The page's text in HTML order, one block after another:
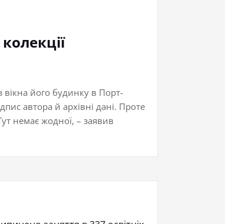
вікна його будинку в Порт-
автора й архівні дані. Проте
немає жодної, – заявив